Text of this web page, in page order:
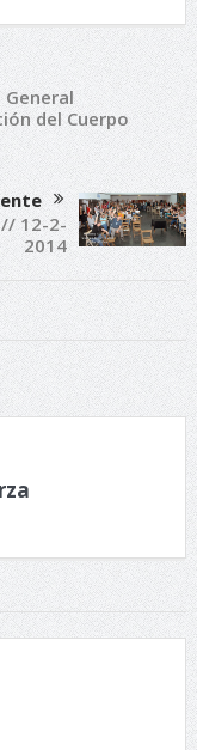
del Cuerpo
12-2-
2014